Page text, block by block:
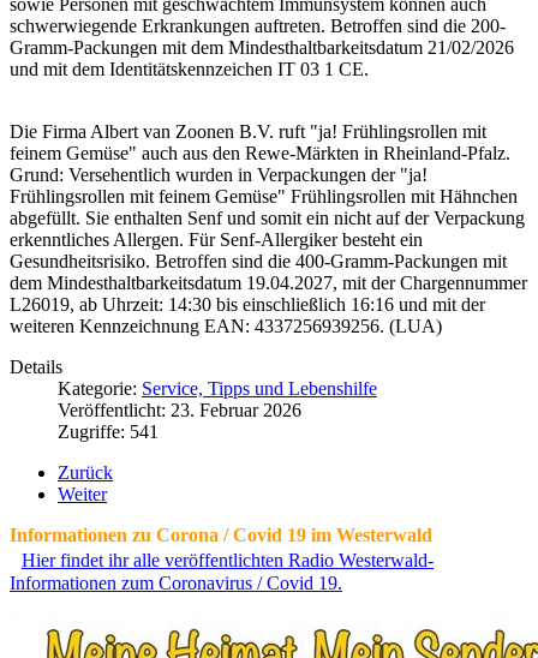
schwerwiegende Erkrankungen auftreten. Betroffen sind die 200-
Gramm-Packungen mit dem Mindesthaltbarkeitsdatum 21/02/2026
und mit dem Identitätskennzeichen IT 03 1 CE.
Die Firma Albert van Zoonen B.V. ruft "ja! Frühlingsrollen mit
feinem Gemüse" auch aus den Rewe-Märkten in Rheinland-Pfalz.
Grund: Versehentlich wurden in Verpackungen der "ja!
Frühlingsrollen mit feinem Gemüse" Frühlingsrollen mit Hähnchen
abgefüllt. Sie enthalten Senf und somit ein nicht auf der Verpackung
erkenntliches Allergen. Für Senf-Allergiker besteht ein
Gesundheitsrisiko. Betroffen sind die 400-Gramm-Packungen mit
dem Mindesthaltbarkeitsdatum 19.04.2027, mit der Chargennummer
L26019, ab Uhrzeit: 14:30 bis einschließlich 16:16 und mit der
weiteren Kennzeichnung EAN: 4337256939256. (LUA)
Details
Kategorie: Service, Tipps und Lebenshilfe
Veröffentlicht: 23. Februar 2026
Zugriffe: 541
Zurück
Weiter
Informationen zu Corona / Covid 19 im Westerwald
Hier findet ihr alle veröffentlichten Radio Westerwald-
Informationen zum Coronavirus / Covid 19.